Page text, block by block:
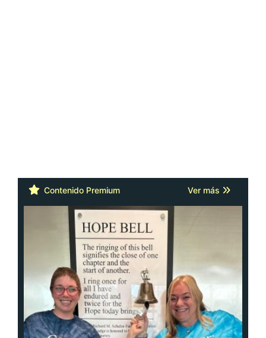
Contenido Premium Ver más